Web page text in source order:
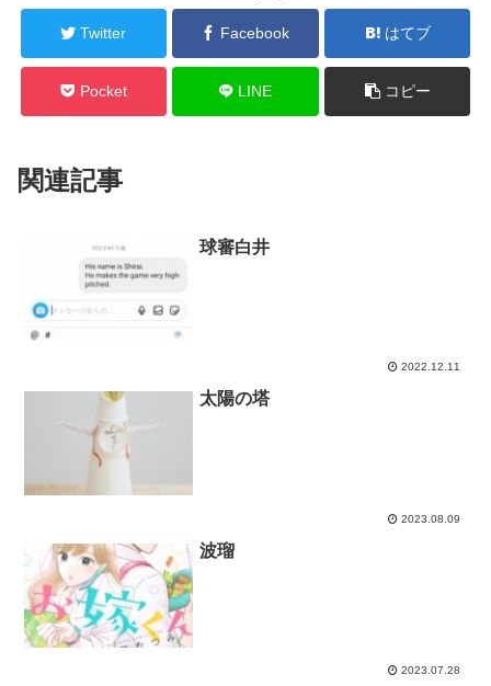
Twitter Facebook はてブ
Pocket LINE コピー
関連記事
球審白井
2022.12.11
太陽の塔
2023.08.09
波瑠
2023.07.28